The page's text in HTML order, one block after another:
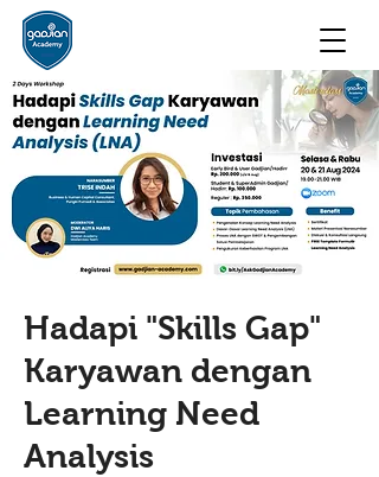
Hadapi "Skills Gap"
Karyawan dengan
Learning Need
Analysis